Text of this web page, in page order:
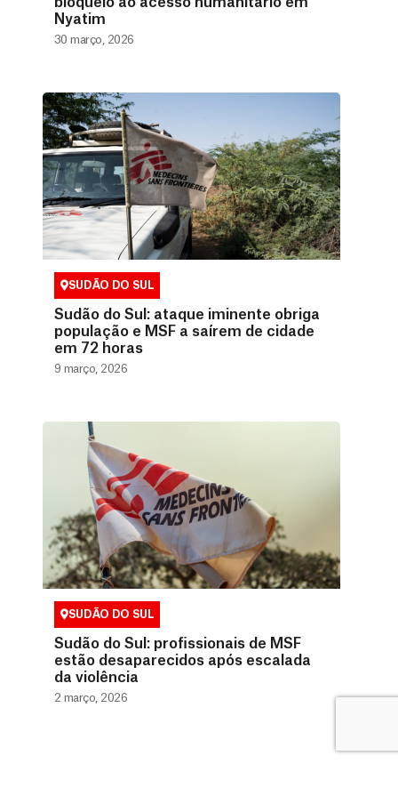
Nyatim
30 março, 2026
SUDÃO DO SUL
Sudão do Sul: ataque iminente obriga
população e MSF a saírem de cidade
em 72 horas
9 março, 2026
SUDÃO DO SUL
Sudão do Sul: profissionais de MSF
estão desaparecidos após escalada
da violência
2 março, 2026